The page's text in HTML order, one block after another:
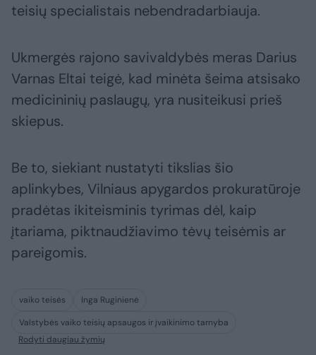
teisių specialistais nebendradarbiauja.
Ukmergės rajono savivaldybės meras Darius
Varnas Eltai teigė, kad minėta šeima atsisako
medicininių paslaugų, yra nusiteikusi prieš
skiepus.
Be to, siekiant nustatyti tikslias šio
aplinkybes, Vilniaus apygardos prokuratūroje
pradėtas ikiteisminis tyrimas dėl, kaip
įtariama, piktnaudžiavimo tėvų teisėmis ar
pareigomis.
vaiko teisės
Inga Ruginienė
Valstybės vaiko teisių apsaugos ir įvaikinimo tarnyba
Rodyti daugiau žymių